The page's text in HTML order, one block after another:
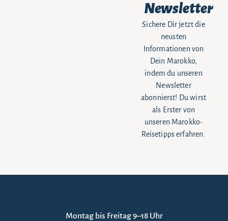
Newsletter
Sichere Dir jetzt die
neusten
Informationen von
Dein Marokko,
indem du unseren
Newsletter
abonnierst! Du wirst
als Erster von
unseren Marokko-
Reisetipps erfahren.
Montag bis Freitag 9–18 Uhr